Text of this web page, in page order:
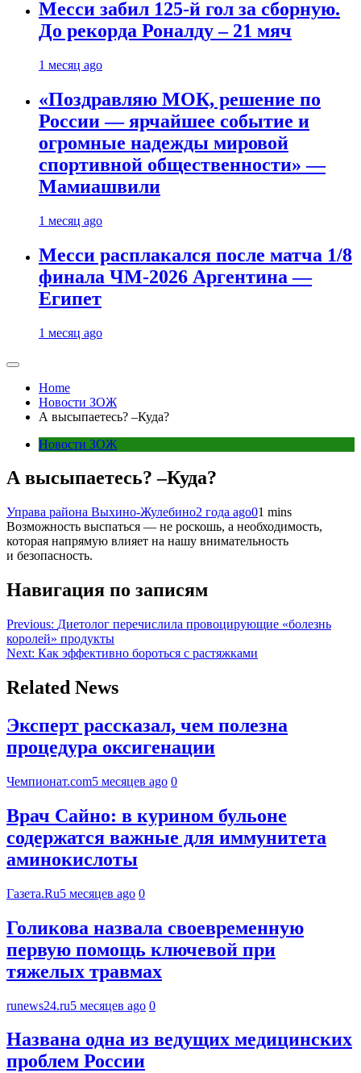
Месси забил 125-й гол за сборную.
До рекорда Роналду – 21 мяч
1 месяц ago
«Поздравляю МОК, решение по
России — ярчайшее событие и
огромные надежды мировой
спортивной общественности» —
Мамиашвили
1 месяц ago
Месси расплакался после матча 1/8
финала ЧМ-2026 Аргентина —
Египет
1 месяц ago
Home
Новости ЗОЖ
А высыпаетесь? –Куда?
Новости ЗОЖ
А высыпаетесь? –Куда?
Управа района Выхино-Жулебино2 года ago01 mins
Возможность выспаться — не роскошь, а необходимость,
которая напрямую влияет на нашу внимательность
и безопасность.
Навигация по записям
Previous: Диетолог перечислила провоцирующие «болезнь
королей» продукты
Next: Как эффективно бороться с растяжками
Related News
Эксперт рассказал, чем полезна
процедура оксигенации
Чемпионат.com5 месяцев ago 0
Врач Сайно: в курином бульоне
содержатся важные для иммунитета
аминокислоты
Газета.Ru5 месяцев ago 0
Голикова назвала своевременную
первую помощь ключевой при
тяжелых травмах
runews24.ru5 месяцев ago 0
Названа одна из ведущих медицинских
проблем России